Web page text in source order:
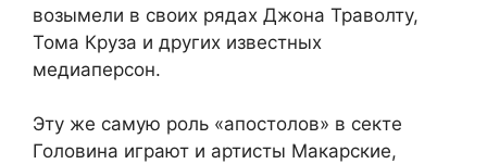
возымели в своих рядах Джона Траволту,
Тома Круза и других известных
медиаперсон.
Эту же самую роль «апостолов» в секте
Головина играют и артисты Макарские,